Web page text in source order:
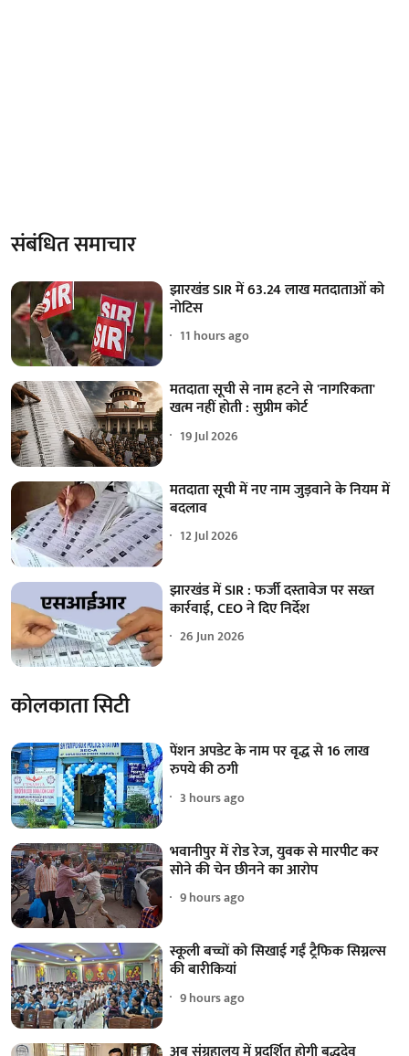
संबंधित समाचार
झारखंड SIR में 63.24 लाख मतदाताओं को
नोटिस
11 hours ago
मतदाता सूची से नाम हटने से 'नागरिकता'
खत्म नहीं होती : सुप्रीम कोर्ट
19 Jul 2026
मतदाता सूची में नए नाम जुड़वाने के नियम में
बदलाव
12 Jul 2026
झारखंड में SIR : फर्जी दस्तावेज पर सख्त
कार्रवाई, CEO ने दिए निर्देश
26 Jun 2026
कोलकाता सिटी
पेंशन अपडेट के नाम पर वृद्ध से 16 लाख
रुपये की ठगी
3 hours ago
भवानीपुर में रोड रेज, युवक से मारपीट कर
सोने की चेन छीनने का आरोप
9 hours ago
स्कूली बच्चों को सिखाई गईं ट्रैफिक सिग्नल्स
की बारीकियां
9 hours ago